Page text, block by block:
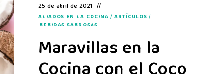
25 de abril de 2021
ALIADOS EN LA COCINA / ARTÍCULOS /
BEBIDAS SABROSAS
Maravillas en la